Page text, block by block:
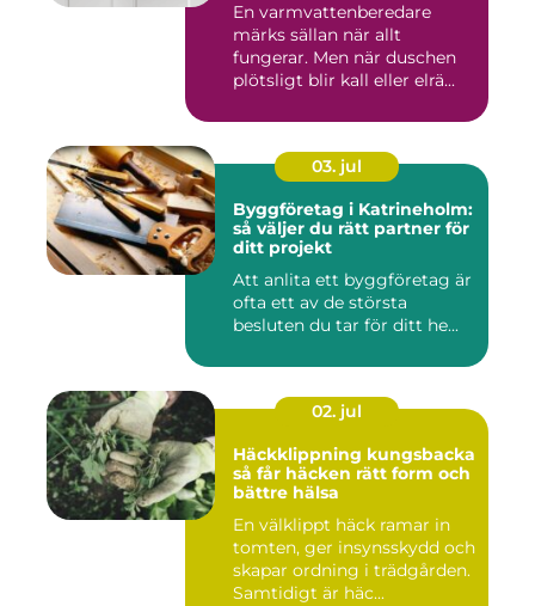
En varmvattenberedare
märks sällan när allt
fungerar. Men när duschen
plötsligt blir kall eller elrä...
03. jul
Byggföretag i Katrineholm:
så väljer du rätt partner för
ditt projekt
Att anlita ett byggföretag är
ofta ett av de största
besluten du tar för ditt he...
02. jul
Häckklippning kungsbacka
så får häcken rätt form och
bättre hälsa
En välklippt häck ramar in
tomten, ger insynsskydd och
skapar ordning i trädgården.
Samtidigt är häc...